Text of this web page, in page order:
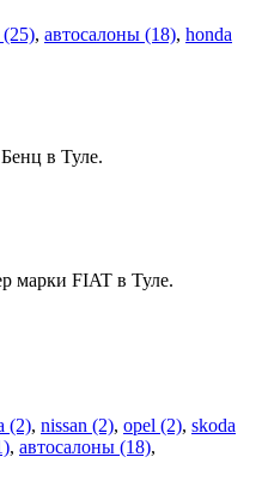
(25), автосалоны (18), honda
в Туле.
марки FIAT в Туле.
(2), nissan (2), opel (2), skoda
, автосалоны (18),